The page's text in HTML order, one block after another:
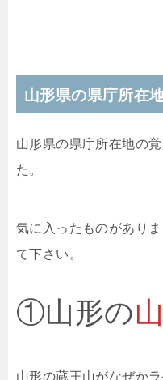
山形県の県庁所在
山形県の県庁所在地の
た。
気に入ったものがあり
て下さい。
①山形の
山形の蔵王山がなぜか